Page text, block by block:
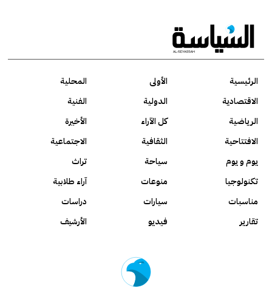
الرئيسية الأولى
المحلية
الاقتصادية
الدولية
الفنية
الرياضية
كل الآراء
الأخيرة
الافتتاحية
الثقافية
الاجتماعية
يوم و يوم
سياحة
تراث
تكنولوجيا
منوعات
آراء طلابية
مناسبات
سيارات
دراسات
تقارير
فيديو الأرشيف